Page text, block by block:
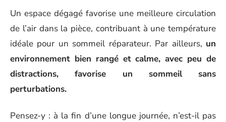
Un espace dégagé favorise une meilleure circulation
de l’air dans la pièce, contribuant à une température
idéale pour un sommeil réparateur. Par ailleurs, un
environnement bien rangé et calme, avec peu de
distractions, favorise un sommeil sans
perturbations.
Pensez-y : à la fin d’une longue journée, n’est-il pas